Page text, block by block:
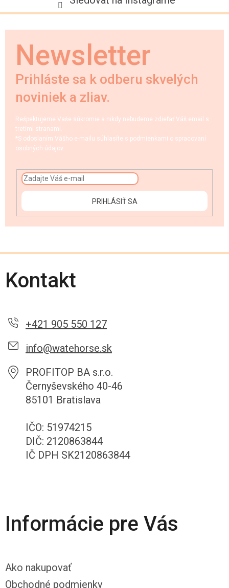
Newsletter
Prihláste sa k odberu skvelých
noviniek a zliav.
Rešpektujeme Vaše súkromie a nikdy nebudeme zdieľať Váš email s
tretími stranami.
*S odoslaním Vášho e-mailu súhlasíte s podmienkami o spracovaní
osobných údajov.
PRIHLÁSIŤ SA
Kontakt
+421 905 550 127
info@watehorse.sk
PROFITOP BA s.r.o.
Černyševského 40-46
85101 Bratislava
IČO: 51974215
DIČ: 2120863844
IČ DPH SK2120863844
Informácie pre Vás
Ako nakupovať
Obchodné podmienky